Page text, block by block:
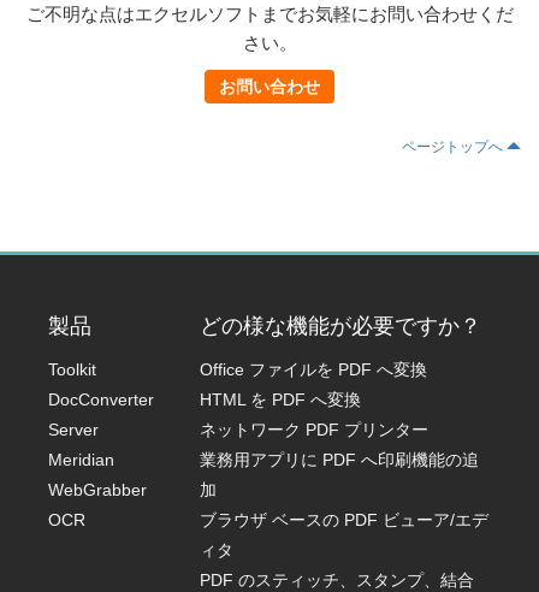
ご不明な点はエクセルソフトまでお気軽にお問い合わせくだ
さい。
お問い合わせ
ページトップへ
製品
Toolkit
DocConverter
Server
Meridian
WebGrabber
OCR
どの様な機能が必要ですか？
Office ファイルを PDF へ変換
HTML を PDF へ変換
ネットワーク PDF プリンター
業務用アプリに PDF へ印刷機能の追
加
ブラウザ ベースの PDF ビューア/エデ
ィタ
PDF のスティッチ、スタンプ、結合